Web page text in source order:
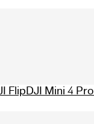
FlipDJI Mini 4 Pro